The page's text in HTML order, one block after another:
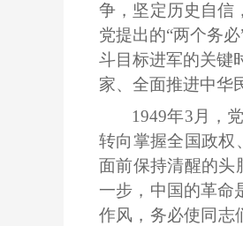
争，坚定历史自信
党提出的“两个务
斗目标进军的关键
家、全面推进中华
1949年3月，
转向掌握全国政权
面前保持清醒的头
一步，中国的革命
作风，务必使同志